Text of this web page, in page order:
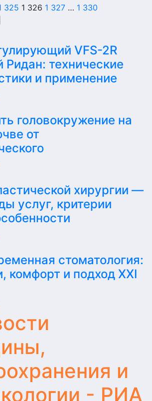
325 1 326 1 327 … 1 330
VFS-2R
технические
и применение
головокружение на
от
хирургии —
услуг, критерии
стоматология:
комфорт и подход XXI
и
- РИА